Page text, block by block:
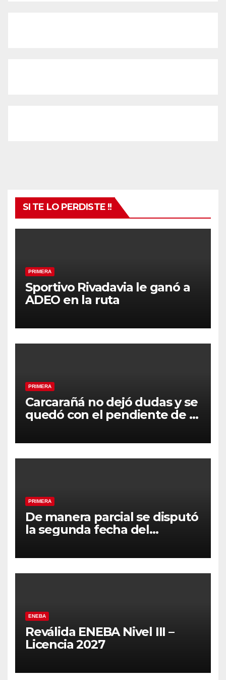
SI TE LO PERDISTE !!
PRIMERA
Sportivo Rivadavia le ganó a
ADEO en la ruta
PRIMERA
Carcarañá no dejó dudas y se
quedó con el pendiente de la
PRIMERA
De manera parcial se disputó
la segunda fecha del
ENEBA
Reválida ENEBA Nivel III –
Licencia 2027